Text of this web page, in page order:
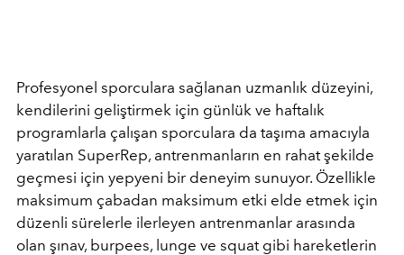
Profesyonel sporculara sağlanan uzmanlık düzeyini,
kendilerini geliştirmek için günlük ve haftalık
programlarla çalışan sporculara da taşıma amacıyla
yaratılan SuperRep, antrenmanların en rahat şekilde
geçmesi için yepyeni bir deneyim sunuyor. Özellikle
maksimum çabadan maksimum etki elde etmek için
düzenli sürelerle ilerleyen antrenmanlar arasında
olan şınav, burpees, lunge ve squat gibi hareketlerin